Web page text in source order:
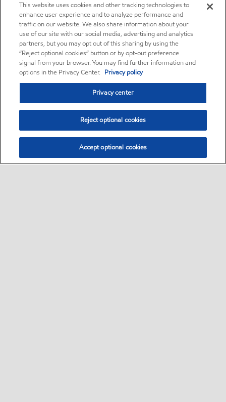
This website uses cookies and other tracking technologies to
enhance user experience and to analyze performance and
traffic on our website. We also share information about your
use of our site with our social media, advertising and analytics
partners, but you may opt out of this sharing by using the
“Reject optional cookies” button or by opt-out preference
signal from your browser. You may find further information and
options in the Privacy Center. Privacy policy
Privacy center
Reject optional cookies
Accept optional cookies